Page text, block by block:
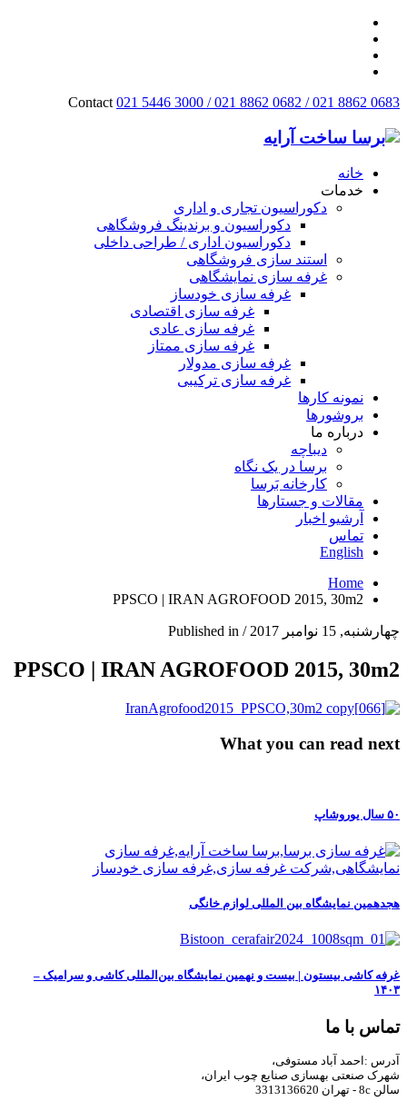
Contact 021 5446 3000 / 021 8862 0682 / 021 8862 0683
خانه
خدمات
دکوراسیون تجاری و اداری
دکوراسیون و برندینگ فروشگاهی
دکوراسیون اداری / طراحی داخلی
استند سازی فروشگاهی
غرفه سازی نمایشگاهی
غرفه سازی خودساز
غرفه سازی اقتصادی
غرفه سازی عادی
غرفه سازی ممتاز
غرفه سازی مدولار
غرفه سازی ترکیبی
نمونه کارها
بروشورها
درباره ما
دیباچه
برسا در یک نگاه
کارخانه بَرسا
مقالات و جستارها
آرشیو اخبار
تماس
English
Home
PPSCO | IRAN AGROFOOD 2015, 30m2
چهارشنبه, 15 نوامبر 2017 /
Published in
PPSCO | IRAN AGROFOOD 2015, 30m2
What you can read next
۵۰ سال یوروشاپ
هجدهمین نمایشگاه بین المللی لوازم خانگی
غرفه کاشی بیستون | بیست‌ و نهمین نمایشگاه بین‌المللی کاشی و سرامیک –
۱۴۰۳
تماس با ما
آدرس :احمد آباد مستوفی،
شهرک صنعتی بهسازی صنایع چوب ایران،
سالن 8c - تهران 3313136620